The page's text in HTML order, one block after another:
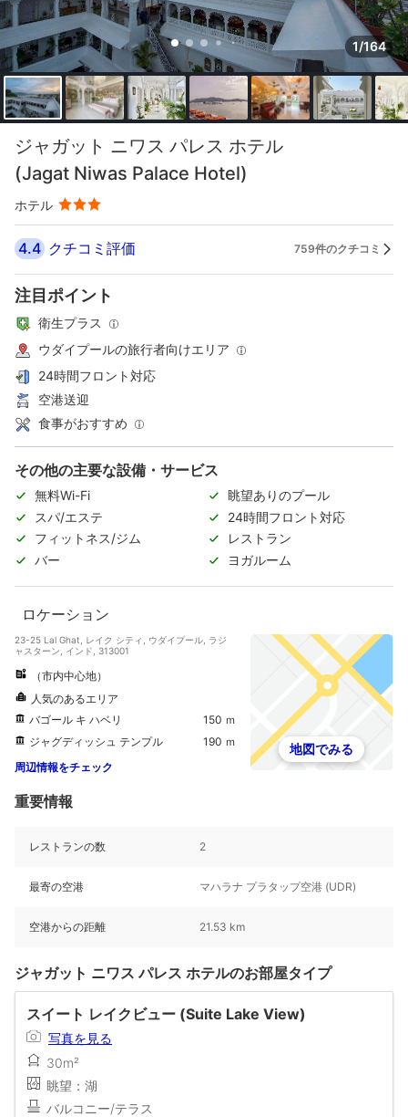
1/164
ジャガット ニワス パレス ホテル
(Jagat Niwas Palace Hotel)
ホテル
4.4 クチコミ評価 759件のクチコミ
注目ポイント
衛生プラス
ウダイプールの旅行者向けエリア
24時間フロント対応
空港送迎
食事がおすすめ
その他の主要な設備・サービス
無料Wi-Fi
眺望ありのプール
スパ/エステ
24時間フロント対応
フィットネス/ジム
レストラン
バー
ヨガルーム
ロケーション
23-25 Lal Ghat, レイク シティ, ウダイプール, ラジ
ャスターン, インド, 313001
（市内中心地）
人気のあるエリア
バゴール キ ハベリ
150 ｍ
ジャグディッシュ テンプル
190 ｍ
周辺情報をチェック
地図でみる
重要情報
レストランの数 2
最寄の空港 マハラナ プラタップ空港 (UDR)
空港からの距離 21.53 km
ジャガット ニワス パレス ホテルのお部屋タイプ
スイート レイクビュー (Suite Lake View)
写真を見る
30m²
眺望：湖
バルコニー/テラス